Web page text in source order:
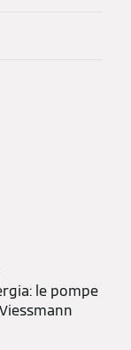
le pompe